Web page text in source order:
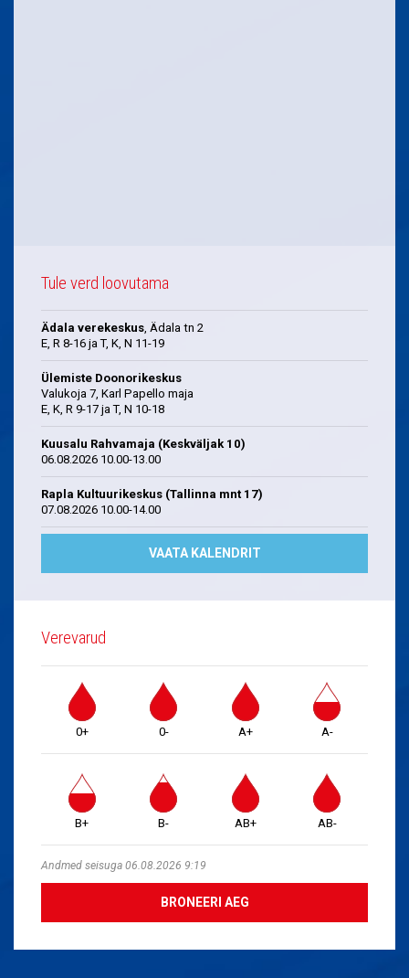
Tule verd loovutama
Ädala verekeskus, Ädala tn 2
E, R 8-16 ja T, K, N 11-19
Ülemiste Doonorikeskus
Valukoja 7, Karl Papello maja
E, K, R 9-17 ja T, N 10-18
Kuusalu Rahvamaja (Keskväljak 10)
06.08.2026 10.00-13.00
Rapla Kultuurikeskus (Tallinna mnt 17)
07.08.2026 10.00-14.00
VAATA KALENDRIT
Verevarud
0+ 0- A+ A-
B+ B- AB+ AB-
Andmed seisuga 06.08.2026 9:19
BRONEERI AEG